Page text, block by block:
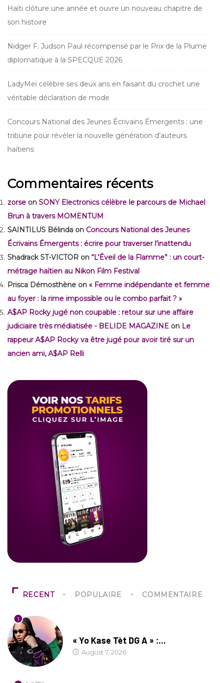
Haïti clôture une année et ouvre un nouveau chapitre de
son histoire
Nidger F. Judson Paul récompensé par le Prix de la Plume
diplomatique à la SPECQUE 2026
LadyMeï célèbre ses deux ans en faisant du crochet une
véritable déclaration de mode
Concours National des Jeunes Écrivains Émergents : une
tribune pour révéler la nouvelle génération d’auteurs
haïtiens
Commentaires récents
zorse on SONY Electronics célèbre le parcours de Michael
Brun à travers MOMENTUM
SAINTILUS Bélinda on Concours National des Jeunes
Écrivains Émergents : écrire pour traverser l’inattendu
Shadrack ST-VICTOR on “L’Éveil de la Flamme” : un court-
métrage haïtien au Nikon Film Festival
Prisca Démosthène on « Femme indépendante et femme
au foyer : la rime impossible ou le combo parfait ? »
A$AP Rocky jugé non coupable : retour sur une affaire
judiciaire très médiatisée - BELIDE MAGAZINE on Le
rappeur A$AP Rocky va être jugé pour avoir tiré sur un
ancien ami, A$AP Relli
RECENT POPULAIRE COMMENTAIRE
1
« Yo Kase Tèt DG A » :...
August 7, 2026